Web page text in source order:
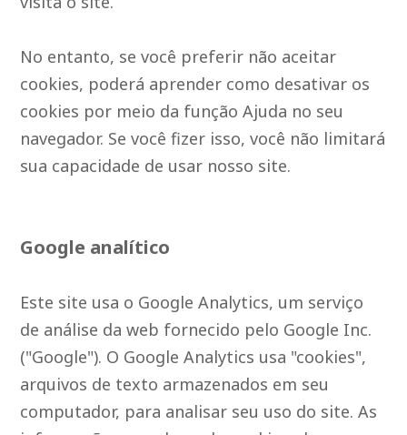
No entanto, se você preferir não aceitar
cookies, poderá aprender como desativar os
cookies por meio da função Ajuda no seu
navegador. Se você fizer isso, você não limitará
sua capacidade de usar nosso site.
Google analítico
Este site usa o Google Analytics, um serviço
de análise da web fornecido pelo Google Inc.
("Google"). O Google Analytics usa "cookies",
arquivos de texto armazenados em seu
computador, para analisar seu uso do site. As